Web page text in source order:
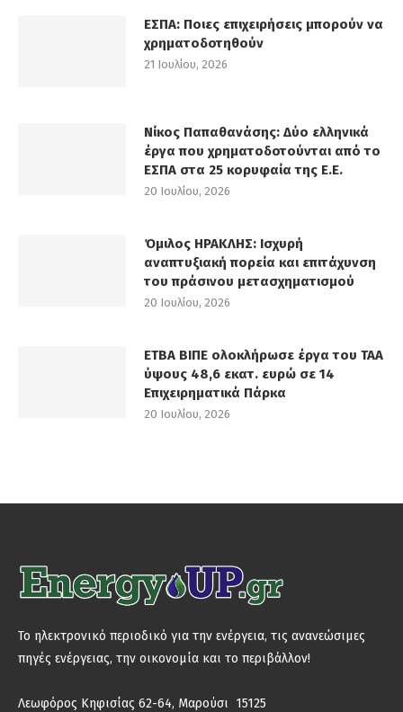
ΕΣΠΑ: Ποιες επιχειρήσεις μπορούν να
χρηματοδοτηθούν
21 Ιουλίου, 2026
Νίκος Παπαθανάσης: Δύο ελληνικά
έργα που χρηματοδοτούνται από το
ΕΣΠΑ στα 25 κορυφαία της Ε.Ε.
20 Ιουλίου, 2026
Όμιλος ΗΡΑΚΛΗΣ: Ισχυρή
αναπτυξιακή πορεία και επιτάχυνση
του πράσινου μετασχηματισμού
20 Ιουλίου, 2026
ΕΤΒΑ ΒΙΠΕ ολοκλήρωσε έργα του ΤΑΑ
ύψους 48,6 εκατ. ευρώ σε 14
Επιχειρηματικά Πάρκα
20 Ιουλίου, 2026
Το ηλεκτρονικό περιοδικό για την ενέργεια, τις ανανεώσιμες
πηγές ενέργειας, την οικονομία και το περιβάλλον!
Λεωφόρος Κηφισίας 62-64, Μαρούσι 15125